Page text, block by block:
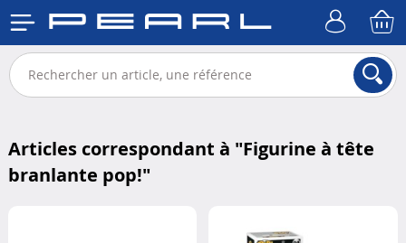
Articles correspondant à "Figurine à tête
branlante pop!"